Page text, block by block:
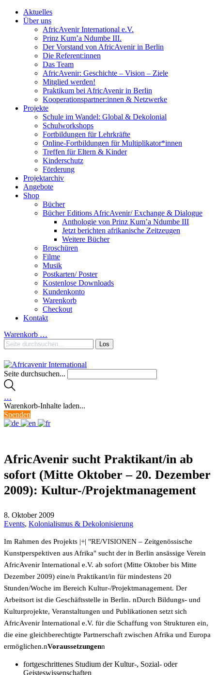
Aktuelles
Über uns
AfricAvenir International e.V.
Prinz Kum’a Ndumbe III.
Der Vorstand von AfricAvenir in Berlin
Die Referent:innen
Das Team
AfricAvenir: Geschichte – Vision – Ziele
Mitglied werden!
Praktikum bei AfricAvenir in Berlin
Kooperationspartner:innen & Netzwerke
Projekte
Schule im Wandel: Global & Dekolonial
Schulworkshops
Fortbildungen für Lehrkräfte
Online-Fortbildungen für Multiplikator*innen
Treffen für Eltern & Kinder
Kinderschutz
Förderung
Projektarchiv
Angebote
Shop
Bücher
Bücher Editions AfricAvenir/ Exchange & Dialogue
Anthologie von Prinz Kum’a Ndumbe III
Jetzt berichten afrikanische Zeitzeugen
Weitere Bücher
Broschüren
Filme
Musik
Postkarten/ Poster
Kostenlose Downloads
Kundenkonto
Warenkorb
Checkout
Kontakt
Warenkorb …
Seite durchsuchen...
…
Warenkorb-Inhalte laden...
Spenden
AfricAvenir sucht Praktikant/in ab
sofort (Mitte Oktober – 20. Dezember
2009): Kultur-/Projektmanagement
8. Oktober 2009
Events, Kolonialismus & Dekolonisierung
Im Rahmen des Projekts |+| "RE/VISIONEN – Zeitgenössische
Kunstperspektiven aus Afrika" sucht der in Berlin ansässige Verein
AfricAvenir International e.V. ab sofort (Mitte Oktober bis Mitte
Dezember 2009) eine/n Praktikant/in für mindestens 20
Stunden/Woche im Bereich Kultur-/Projektmanagement. Der
Arbeitsort ist die Geschäftsstelle in Berlin. nDurch Bildungs- und
Kulturprojekte, Veranstaltungen und Publikationen setzt sich
AfricAvenir International e.V. für die Schaffung von Strukturen ein,
die eine gleichberechtigte Partnerschaft zwischen Afrika und Europa
ermöglichen.nVoraussetzungenn
fortgeschrittenes Studium der Kultur-, Sozial- oder
Geisteswissenschaften